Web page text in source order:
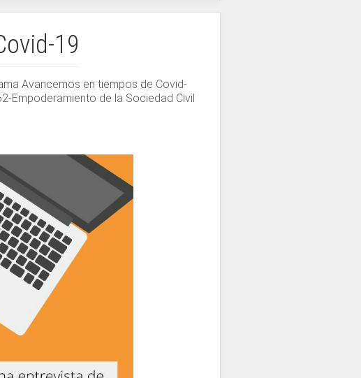
19
Avancemos en tiempos de Covid-
Empoderamiento de la Sociedad Civil